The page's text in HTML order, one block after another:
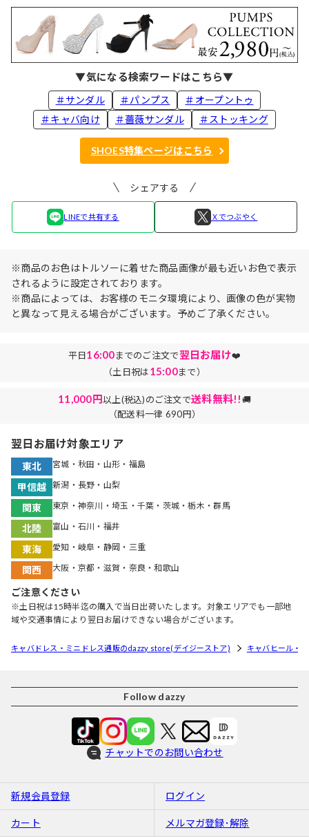
▼気になる検索ワードはこちら▼
＃サンダル ＃パンプス
＃オープントゥ
＃キャバ向け
＃薔薇サンダル ＃ストッキング
SHOES特集ページはこちら
シェアする
LINEで共有する Ｘでつぶやく
※商品のお色はトルソーに着せた商品画像が最も近いお色で表示
されるように設定されております。
※商品によっては、お客様のモニタ環境により、画像の色が実物
と異なって見える場合がございます。予めご了承ください。
平日16:00までのご注文で翌日お届け❤️
（土日祝は15:00まで）
11,000円以上(税込)のご注文で送料無料!!🚚
（配送料一律 690円）
翌日お届け対象エリア
東北 宮城・秋田・山形・福島
甲信越 新潟・長野・山梨
関東 東京・神奈川・埼玉・千葉・茨城・栃木・群馬
北陸 富山・石川・福井
東海 愛知・岐阜・静岡・三重
関西 大阪・京都・滋賀・奈良・和歌山
ご注意ください
※土日祝は15時半迄の購入で当日出荷いたします。対象エリアでも一部地
域や交通事情により翌日お届けできない場合がございます。
キャバドレス・ミニドレス通販のdazzy store(デイジーストア) キャバヒール・
Follow dazzy
チャットでのお問い合わせ
新規会員登録 ログイン
カート メルマガ登録･解除